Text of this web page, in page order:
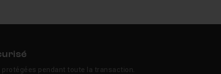
pendant toute la transaction.